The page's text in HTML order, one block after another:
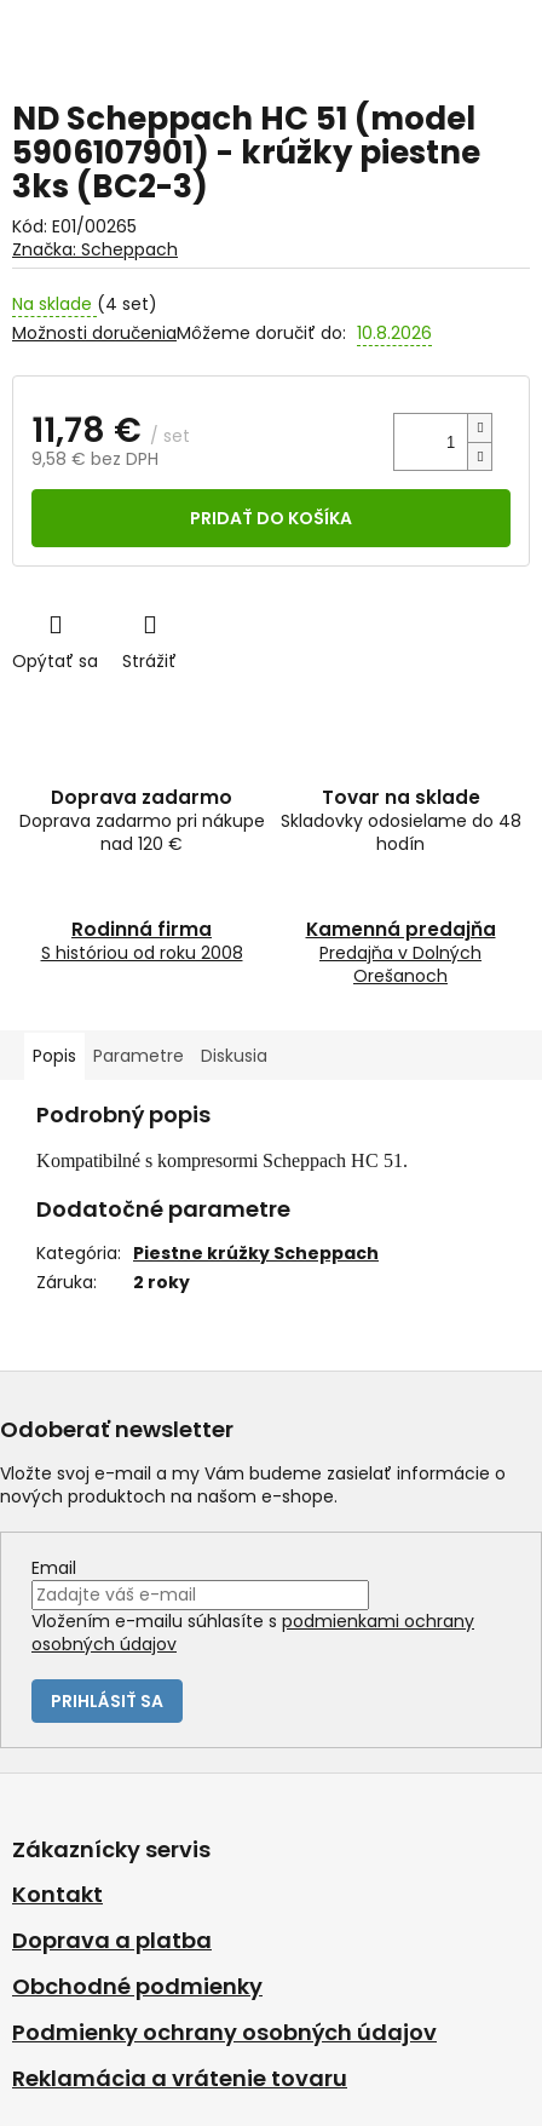
ND Scheppach HC 51 (model
5906107901) - krúžky piestne
3ks (BC2-3)
Kód: E01/00265
Na sklade (4 set)
Môžeme doručiť do: 10.8.2026
Možnosti doručenia
11,78 € / set
9,58 € bez DPH
Jednotková
PRIDAŤ DO KOŠÍKA
Opýtať sa Strážiť
Značka: Scheppach
Doprava zadarmo
Doprava zadarmo pri nákupe
nad 120 €
Tovar na sklade
Skladovky odosielame do 48
hodín
Rodinná firma
S históriou od roku 2008
Kamenná predajňa
Predajňa v Dolných
Orešanoch
Popis Parametre Diskusia
Podrobný popis
Kompatibilné s kompresormi Scheppach HC 51.
Dodatočné parametre
Kategória: Piestne krúžky Scheppach
Záruka: 2 roky
Odoberať newsletter
Vložte svoj e-mail a my Vám budeme zasielať informácie o
nových produktoch na našom e-shope.
Email
Vložením e-mailu súhlasíte s podmienkami ochrany
osobných údajov
PRIHLÁSIŤ SA
p
ä
e
Zákaznícky servis
Kontakt
Doprava a platba
Obchodné podmienky
Podmienky ochrany osobných údajov
Reklamácia a vrátenie tovaru